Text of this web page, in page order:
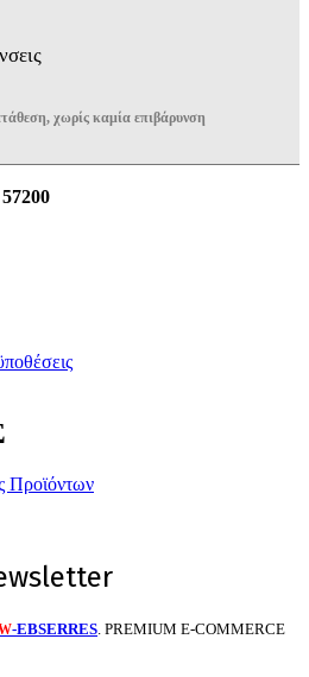
χωρίς καμία επιβάρυνση
Προϊόντων
-EBSERRES. PREMIUM E-COMMERCE